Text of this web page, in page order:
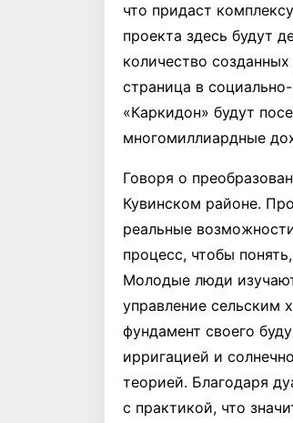
что придаст
проекта здесь будут
количество
страница в
«Каркидон» будут
многомиллиардные
Говоря о
Кувинском районе.
реальные
процесс, чтобы
Молодые люди
управление сельским
фундамент своего
ирригацией и
теорией. Благодаря
с практикой, что